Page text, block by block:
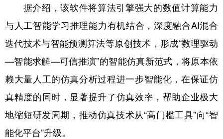
据介绍，该软件将算法引擎强大的数值计算能力
与人工智能学习推理能力有机结合，深度融合AI混合
迭代技术与智能预测算法等原创技术，形成“数理驱动
—智能求解—可信推演”的智能仿真新范式，将原本依
赖大量人工的仿真分析过程进一步智能化，在保证仿
真精度的同时，显著提升了仿真效率，帮助企业极大
地缩短研发周期，推动仿真技术从“高门槛工具”向“智
能化平台”升级。